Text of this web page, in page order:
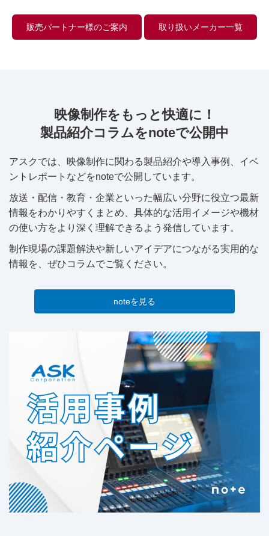
販売パートナー様のご案内 取り扱いメーカー一覧
映像制作をもっと快適に！
製品紹介コラムをnoteで公開中
アスクでは、映像制作に関わる製品紹介や導入事例、イベ
ントレポートなどをnoteで公開しています。
放送・配信・教育・企業といった幅広い分野に役立つ最新
情報をわかりやすくまとめ、具体的な活用イメージや機材
の使い方をより深く理解できるよう発信しています。
制作現場の課題解決や新しいアイデアにつながる実用的な
情報を、ぜひコラムでご覧ください。
noteを見る